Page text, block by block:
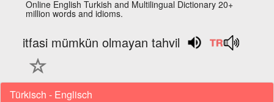
Online English Turkish and Multilingual Dictionary 20+
million words and idioms.
itfasi mümkün olmayan tahvil
Türkisch - Englisch